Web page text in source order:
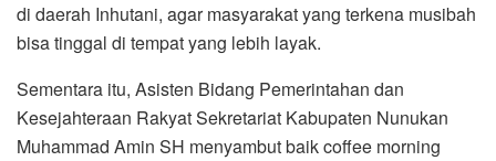
di daerah Inhutani, agar masyarakat yang terkena musibah
bisa tinggal di tempat yang lebih layak.
Sementara itu, Asisten Bidang Pemerintahan dan
Kesejahteraan Rakyat Sekretariat Kabupaten Nunukan
Muhammad Amin SH menyambut baik coffee morning